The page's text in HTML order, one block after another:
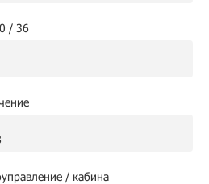
/ 36
/ кабина